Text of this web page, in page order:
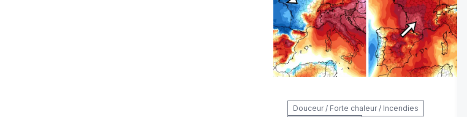
Douceur / Forte chaleur / Incendies